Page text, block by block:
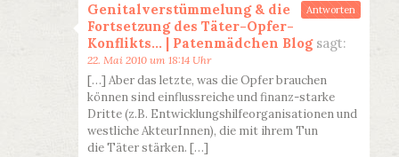
Genitalverstümmelung & die
Fortsetzung des Täter-Opfer-
Konflikts… | Patenmädchen Blog sagt:
22. Mai 2010 um 18:14 Uhr
[…] Aber das letzte, was die Opfer brauchen
können sind einflussreiche und finanz-starke
Dritte (z.B. Entwicklungshilfeorganisationen und
westliche AkteurInnen), die mit ihrem Tun
die Täter stärken. […]
Antworten